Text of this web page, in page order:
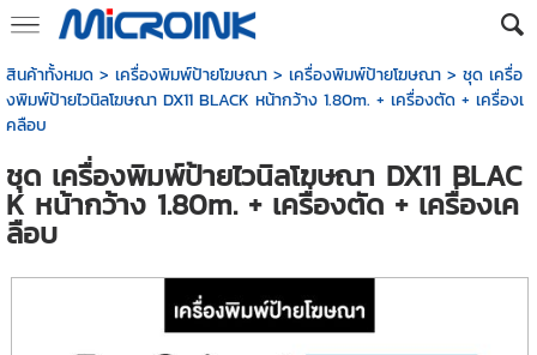
สินค้าทั้งหมด> เครื่องพิมพ์ป้ายโฆษณา> เครื่องพิมพ์ป้ายโฆษณา> ชุด เครื่อ
งพิมพ์ป้ายไวนิลโฆษณา DX11 BLACK หน้ากว้าง 1.80m. + เครื่องตัด + เครื่องเ
คลือบ
ชุด เครื่องพิมพ์ป้ายไวนิลโฆษณา DX11 BLAC
K หน้ากว้าง 1.80m. + เครื่องตัด + เครื่องเค
ลือบ